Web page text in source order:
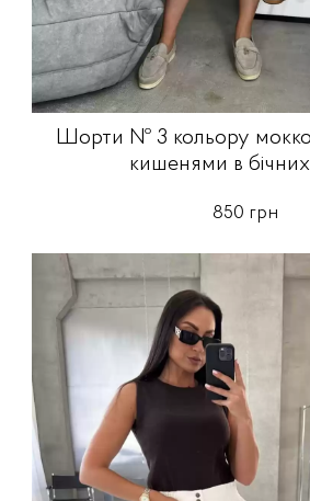
Шорти № 3 кольору
кишенями в
850 грн